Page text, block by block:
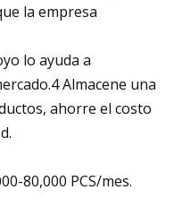
la empresa
lo ayuda a
Almacene una
ahorre el costo
80,000 PCS/mes.